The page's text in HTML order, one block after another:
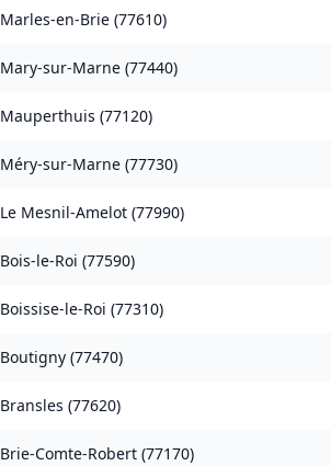
Marles-en-Brie (77610)
Mary-sur-Marne (77440)
Mauperthuis (77120)
Méry-sur-Marne (77730)
Le Mesnil-Amelot (77990)
Bois-le-Roi (77590)
Boissise-le-Roi (77310)
Boutigny (77470)
Bransles (77620)
Brie-Comte-Robert (77170)